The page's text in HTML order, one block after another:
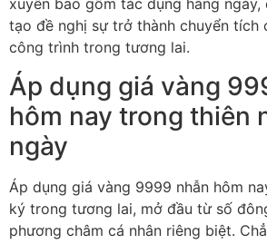
xuyên bao gồm tác dụng hàng
tạo đề nghị sự trở thành chuyển tích
công trình trong tương lai.
Áp dụng giá vàng
hôm nay trong thiên
ngày
Áp dụng giá vàng 9999 nhẫn hôm
ký trong tương lai, mở đầu từ số
phương châm cá nhân riêng biệt.